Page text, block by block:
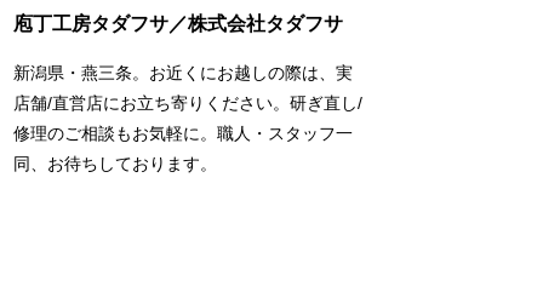
庖丁工房タダフサ／株式会社タダフサ
新潟県・燕三条。お近くにお越しの際は、実
店舗/直営店にお立ち寄りください。研ぎ直し/
修理のご相談もお気軽に。職人・スタッフ一
同、お待ちしております。